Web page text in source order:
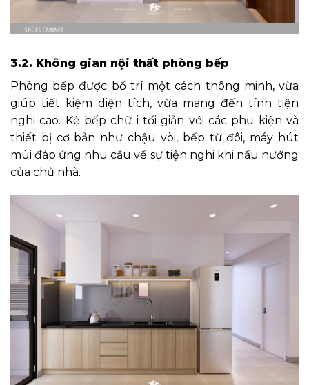
3.2. Không gian nội thất phòng bếp
Phòng bếp được bố trí một cách thông minh, vừa
giúp tiết kiệm diện tích, vừa mang đến tính tiện
nghi cao. Kệ bếp chữ i tối giản với các phụ kiện và
thiết bị cơ bản như chậu vòi, bếp từ đôi, máy hút
mùi đáp ứng nhu cầu về sự tiện nghi khi nấu nướng
của chủ nhà.